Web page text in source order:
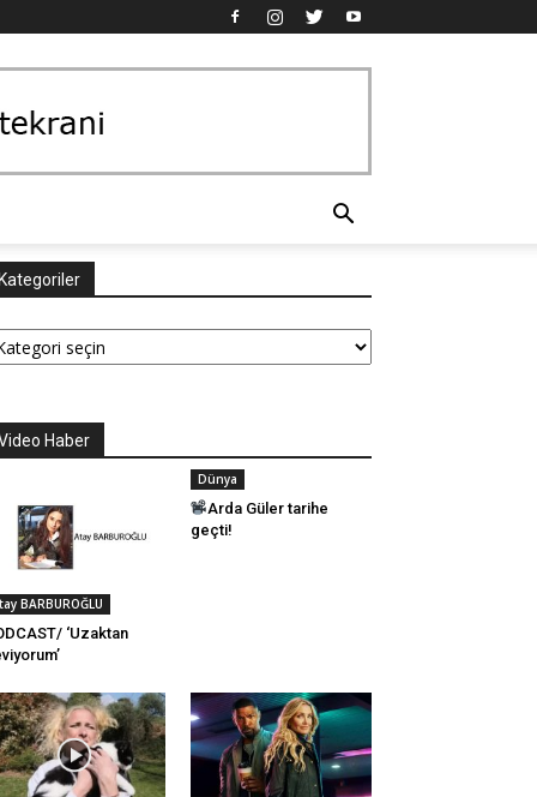
Kategoriler
Haber
BARBUROĞLU
‘Uzaktan
Dünya
Arda Güler tarihe
geçti!